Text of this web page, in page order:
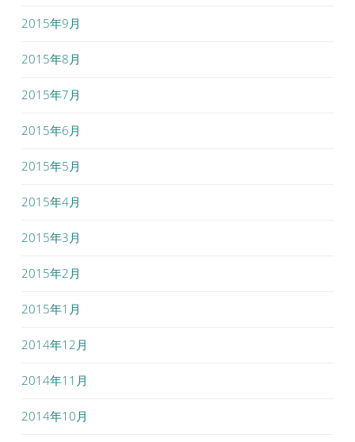
2015年9月
2015年8月
2015年7月
2015年6月
2015年5月
2015年4月
2015年3月
2015年2月
2015年1月
2014年12月
2014年11月
2014年10月